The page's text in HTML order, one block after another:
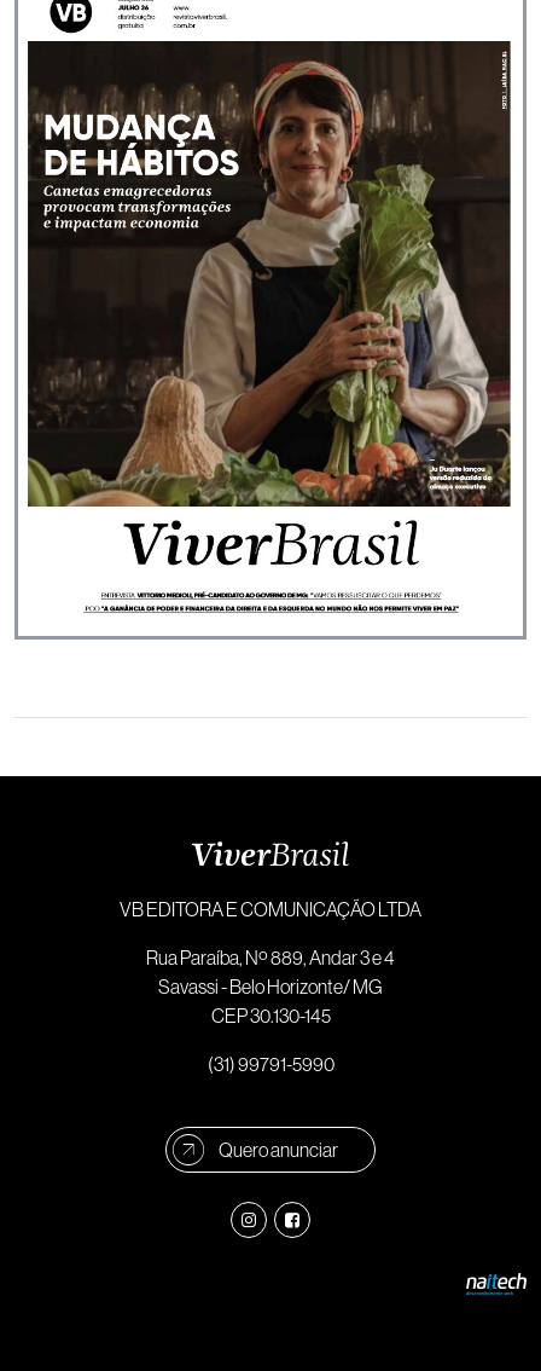
VB EDITORA E COMUNICAÇÃO LTDA
Rua Paraíba, Nº 889, Andar 3 e 4
Savassi - Belo Horizonte/ MG
CEP 30.130-145
(31) 99791-5990
Quero anunciar